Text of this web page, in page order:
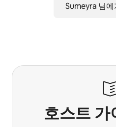
Sumeyra 님
호스트 가